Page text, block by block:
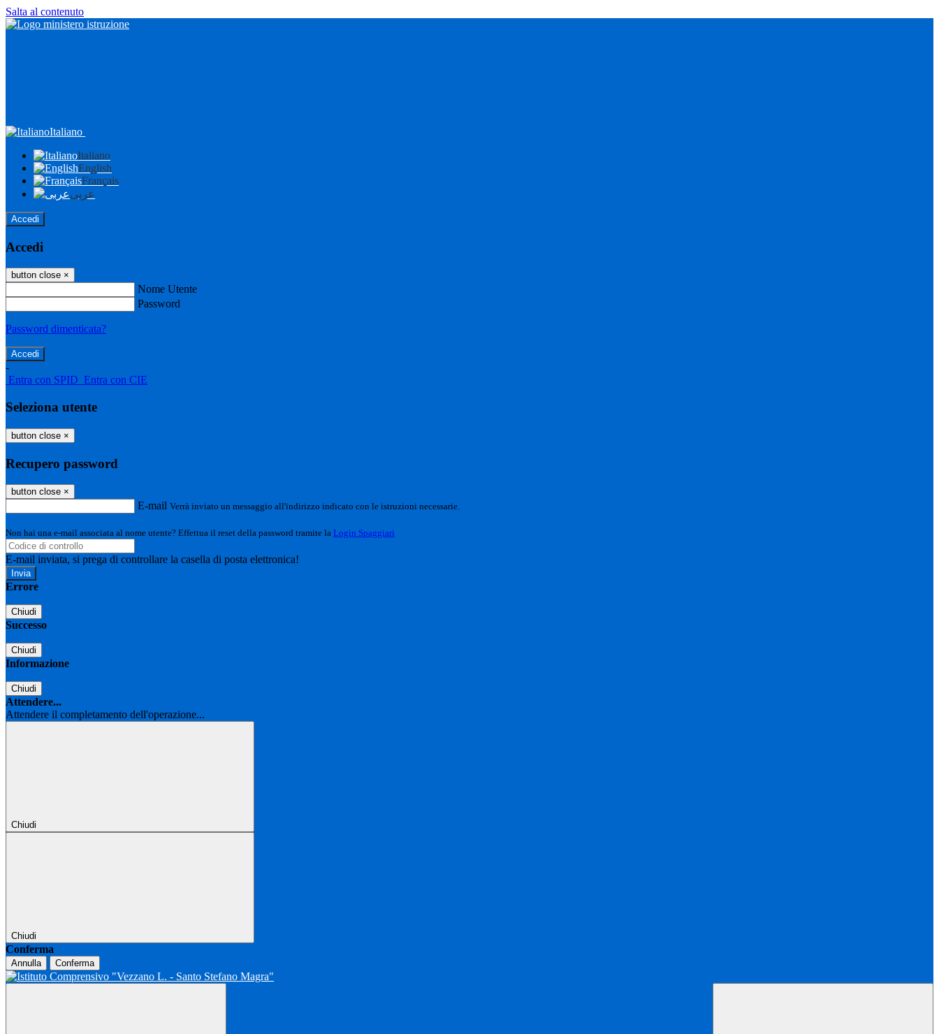
Salta al contenuto
Italiano
Italiano
English
Français
عربى
Accedi
Accedi
button close ×
Nome Utente
Password
Password dimenticata?
-
Entra con SPID Entra con CIE
Seleziona utente
button close ×
Recupero password
button close ×
E-mail Verrà inviato un messaggio all'indirizzo indicato con le istruzioni necessarie.
Non hai una e-mail associata al nome utente? Effettua il reset della password tramite la Login Spaggiari
E-mail inviata, si prega di controllare la casella di posta elettronica!
Errore
Chiudi
Successo
Chiudi
Informazione
Chiudi
Attendere...
Attendere il completamento dell'operazione...
Chiudi
Chiudi
Conferma
Annulla Conferma